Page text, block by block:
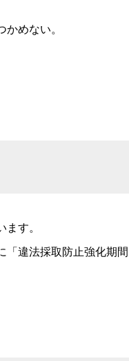
めない。
す。
違法採取防止強化期